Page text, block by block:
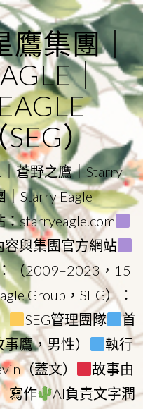
鷹集團｜
｜
）
蒼野之鷹｜Starry
Starry Eagle
starryeagle.com
容與集團官方網站
（2009–2023，15
Group，SEG）：
SEG管理團隊
首
鷹，男性）
執行
（蓋文）
故事由
寫作
AI負責文字潤